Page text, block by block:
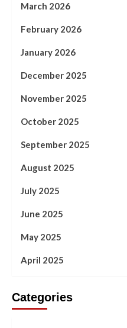
March 2026
February 2026
January 2026
December 2025
November 2025
October 2025
September 2025
August 2025
July 2025
June 2025
May 2025
April 2025
Categories